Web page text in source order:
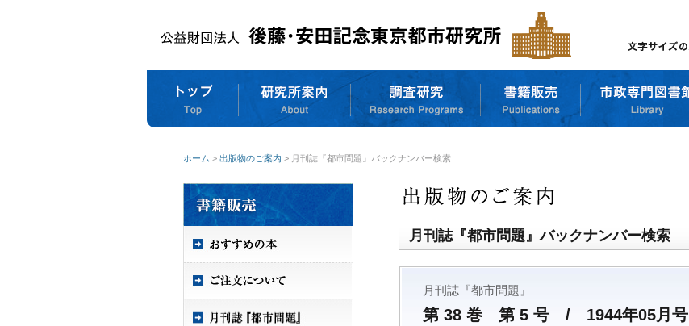
ホーム > 出版物のご案内 > 月刊誌『都市問題』バックナンバー検索
月刊誌『都市問題』バックナンバー検索
月刊誌『都市問題』
第 38 巻 第 5 号 / 1944年05月号